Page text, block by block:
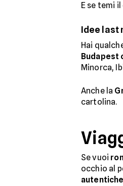
E se temi
Idee last
Hai
Budapest
Minorca,
Anche la
cartolina.
Se vuoi
occhio al
autentiche